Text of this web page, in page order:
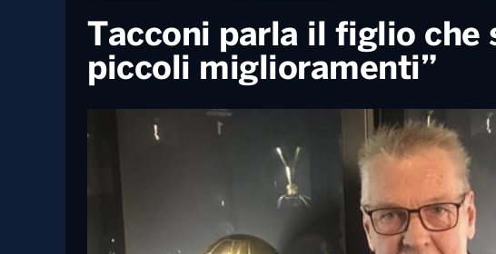
Tacconi parla il figlio che
piccoli miglioramenti”